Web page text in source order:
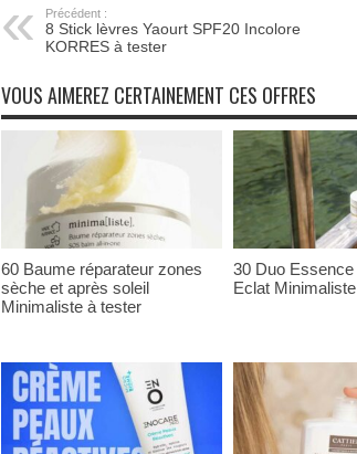
Précédent :
8 Stick lèvres Yaourt SPF20 Incolore
KORRES à tester
VOUS AIMEREZ CERTAINEMENT CES OFFRES
60 Baume réparateur zones
sèche et après soleil
Minimaliste à tester
30 Duo
Eclat